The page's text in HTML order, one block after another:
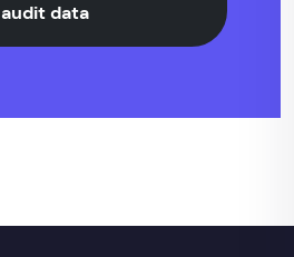
audit data